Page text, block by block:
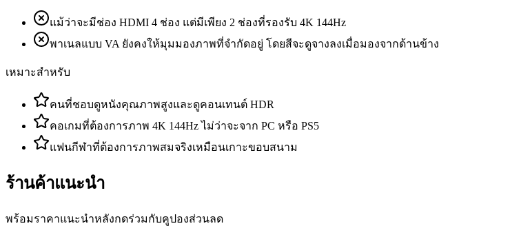
แม้ว่าจะมีช่อง HDMI 4 ช่อง แต่มีเพียง 2 ช่องที่รองรับ 4K 144Hz
พาเนลแบบ VA ยังคงให้มุมมองภาพที่จำกัดอยู่ โดยสีจะดูจางลงเมื่อมองจากด้านข้าง
เหมาะสำหรับ
คนที่ชอบดูหนังคุณภาพสูงและดูคอนเทนต์ HDR
คอเกมที่ต้องการภาพ 4K 144Hz ไม่ว่าจะจาก PC หรือ PS5
แฟนกีฬาที่ต้องการภาพสมจริงเหมือนเกาะขอบสนาม
ร้านค้าแนะนำ
พร้อมราคาแนะนำหลังกดร่วมกับคูปองส่วนลด